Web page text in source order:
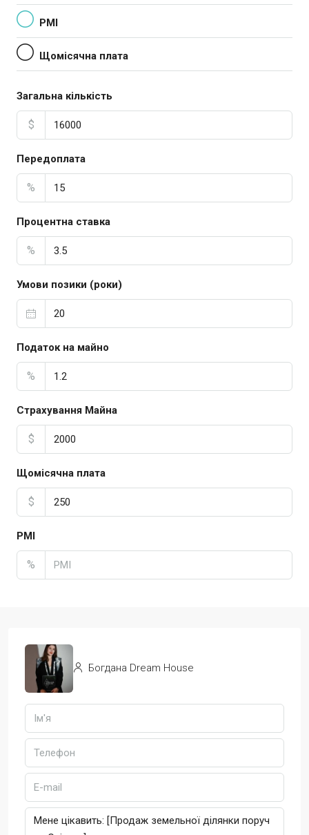
PMI
Щомісячна плата
Загальна кількість
$
Передоплата
%
Процентна ставка
%
Умови позики (роки)
Податок на майно
%
Страхування Майна
$
Щомісячна плата
$
PMI
%
Богдана Dream House